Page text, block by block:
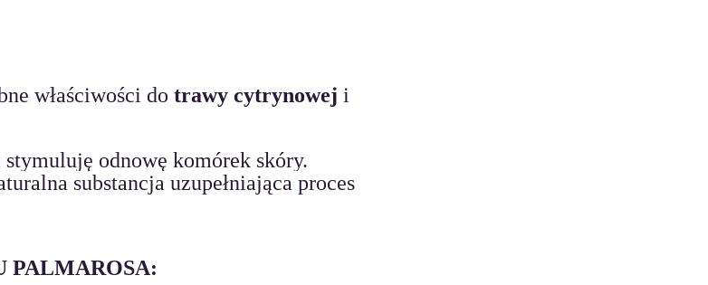
właściwości do trawy cytrynowej i
stymuluję odnowę komórek skóry.
substancja uzupełniająca proces
PALMAROSA: